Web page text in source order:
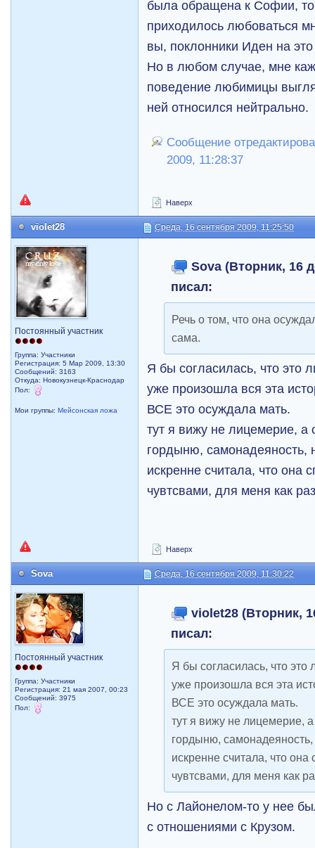
была обращена к Софии,
приходилось любоваться
вы, поклонники Иден на
Но в любом случае, мне
поведение любимицы
ней относился нейтрально.
Сообщение
2009, 11:28:37
Наверх
violet28 Среда, 16 сентября 2009, 11:25:50
Постоянный участник
Группа: Участники
Регистрация: 5 Мар 2009, 13:30
Сообщений: 3163
Откуда: Новокузнецк-Краснодар
Пол:
Мои группы:Мейсонская ложа
Sova (Вторник, 16
писал:
Речь о том, что она
сама.
Я бы согласилась, что это
уже произошла вся эта
ВСЕ это осуждала мать.
тут я вижу не лицемерие, а
гордыню,
искренне считала, что она
чувтсвами, для меня как
Наверх
Sova Среда, 16 сентября 2009, 11:30:22
Постоянный участник
Группа: Участники
Регистрация: 21 мая 2007, 00:23
Сообщений: 3975
Пол:
violet28 (Вторник,
писал:
Я бы согласилась, что
уже произошла вся эта
ВСЕ это осуждала мать.
тут я вижу не лицемерие,
гордыню,
искренне считала, что
чувтсвами, для меня как
Но с Лайонелом-то у нее
с отношениями с Крузом.